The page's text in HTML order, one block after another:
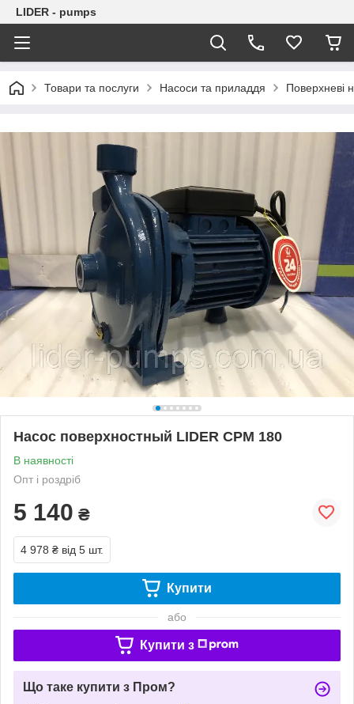
LIDER - pumps
Товари та послуги Насоси та приладдя Поверхневі
Насос поверхностный LIDER CPM 180
В наявності
Опт і роздріб
5 140 ₴
4 978 ₴ від 5 шт.
Купити
або
Купити з
Що таке купити з Пром?